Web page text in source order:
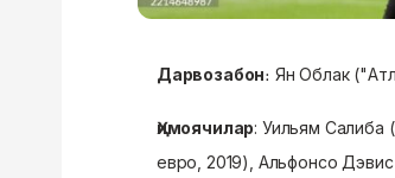
Дарвозабон։ Ян Облак
Ҳимоячилар: Уильям Салиба
евро, 2019), Альфонсо